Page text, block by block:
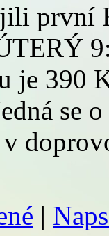
je 390
se
|